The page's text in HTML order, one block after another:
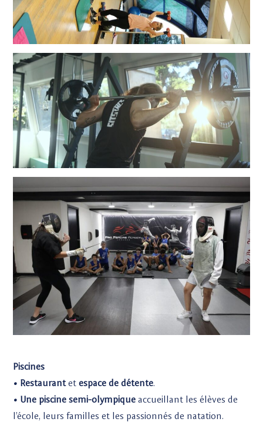
Piscines
• Restaurantet espace de détente.
• Une piscine semi-olympique accueillant les élèves de
l’école, leurs familles et les passionnés de natation.